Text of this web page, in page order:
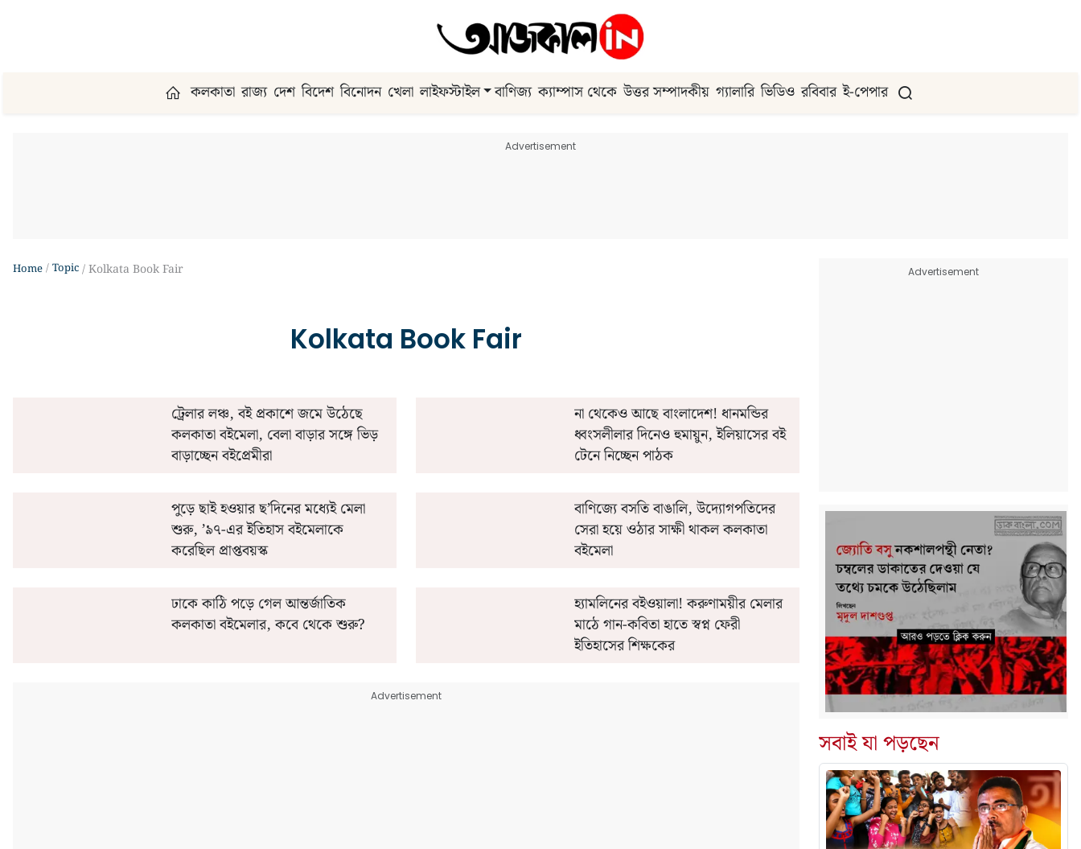
কলকাতা রাজ্য দেশ বিদেশ বিনোদন খেলা লাইফস্টাইল বাণিজ্য ক্যাম্পাস থেকে উত্তর সম্পাদকীয় গ্যালারি ভিডিও রবিবার ই-পেপার
Advertisement
Home Topic Kolkata Book Fair
Kolkata Book Fair
ট্রেলার লঞ্চ, বই প্রকাশে জমে উঠেছে
কলকাতা বইমেলা, বেলা বাড়ার সঙ্গে ভিড়
বাড়াচ্ছেন বইপ্রেমীরা
না থেকেও আছে বাংলাদেশ! ধানমন্ডির
ধ্বংসলীলার দিনেও হুমায়ুন, ইলিয়াসের বই
টেনে নিচ্ছেন পাঠক
পুড়ে ছাই হওয়ার ছ’দিনের মধ্যেই মেলা
শুরু, ’৯৭-এর ইতিহাস বইমেলাকে
করেছিল প্রাপ্তবয়স্ক
বাণিজ্যে বসতি বাঙালি, উদ্যোগপতিদের
সেরা হয়ে ওঠার সাক্ষী থাকল কলকাতা
বইমেলা
ঢাকে কাঠি পড়ে গেল আন্তর্জাতিক
কলকাতা বইমেলার, কবে থেকে শুরু?
হ্যামলিনের বইওয়ালা! করুণাময়ীর মেলার
মাঠে গান-কবিতা হাতে স্বপ্ন ফেরী
ইতিহাসের শিক্ষকের
Advertisement
Advertisement
সবাই যা পড়ছেন